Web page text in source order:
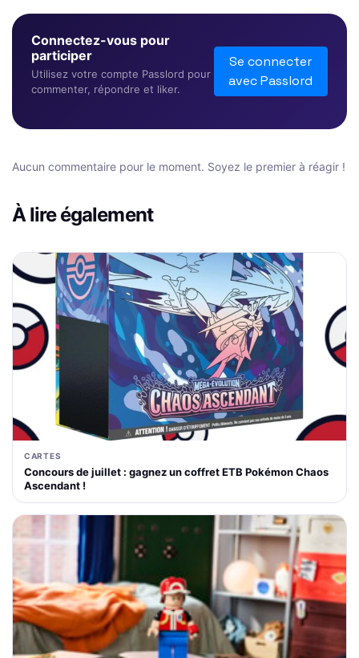
Connectez-vous pour
participer
Utilisez votre compte Passlord pour
commenter, répondre et liker.
Se connecter
avec Passlord
Aucun commentaire pour le moment. Soyez le premier à réagir !
À lire également
CARTES
Concours de juillet : gagnez un coffret ETB Pokémon Chaos
Ascendant !